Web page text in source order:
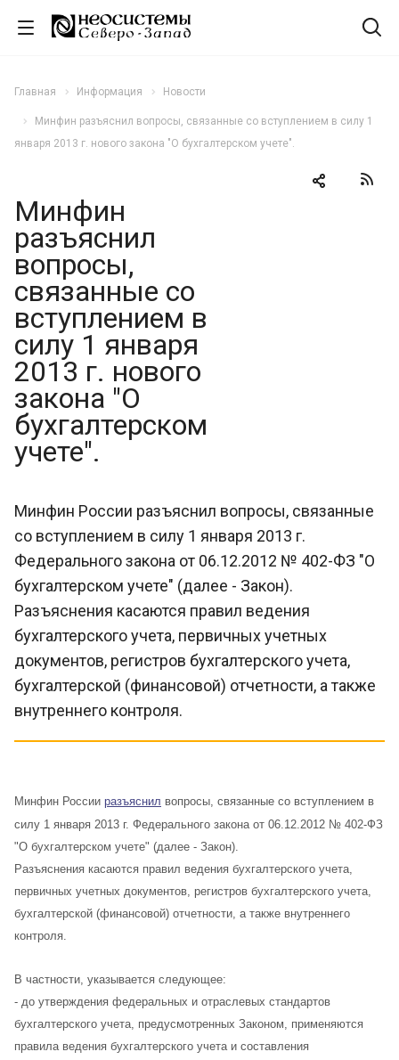
Главная Информация Новости
Минфин разъяснил вопросы, связанные со вступлением в силу 1
января 2013 г. нового закона "О бухгалтерском учете".
Минфин
разъяснил
вопросы,
связанные со
вступлением в
силу 1 января
2013 г. нового
закона "О
бухгалтерском
учете".
Минфин России разъяснил вопросы, связанные
со вступлением в силу 1 января 2013 г.
Федерального закона от 06.12.2012 № 402-ФЗ "О
бухгалтерском учете" (далее - Закон).
Разъяснения касаются правил ведения
бухгалтерского учета, первичных учетных
документов, регистров бухгалтерского учета,
бухгалтерской (финансовой) отчетности, а также
внутреннего контроля.
Минфин России разъяснил вопросы, связанные со вступлением в
силу 1 января 2013 г. Федерального закона от 06.12.2012 № 402-ФЗ
"О бухгалтерском учете" (далее - Закон).
Разъяснения касаются правил ведения бухгалтерского учета,
первичных учетных документов, регистров бухгалтерского учета,
бухгалтерской (финансовой) отчетности, а также внутреннего
контроля.
В частности, указывается следующее:
- до утверждения федеральных и отраслевых стандартов
бухгалтерского учета, предусмотренных Законом, применяются
правила ведения бухгалтерского учета и составления